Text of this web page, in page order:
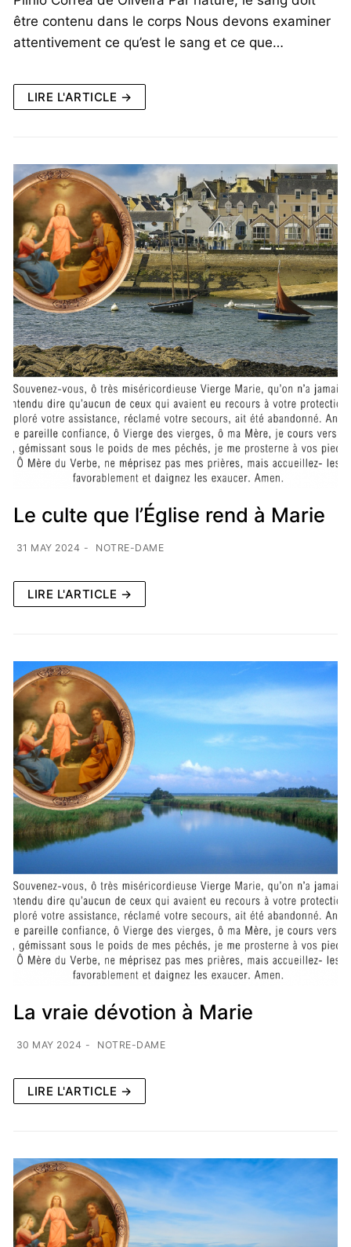
être contenu dans le corps Nous devons examiner
attentivement ce qu’est le sang et ce que…
LIRE L'ARTICLE →
Le culte que l’Église rend à Marie
31 MAY 2024 - NOTRE-DAME
LIRE L'ARTICLE →
La vraie dévotion à Marie
30 MAY 2024 - NOTRE-DAME
LIRE L'ARTICLE →